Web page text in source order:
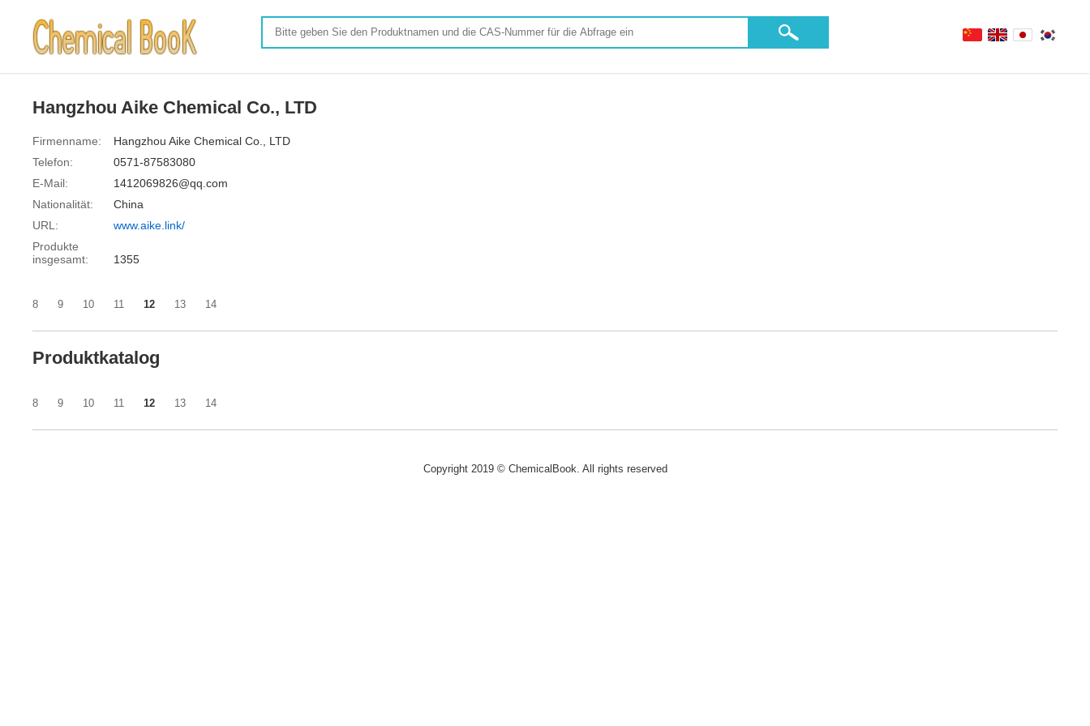
Hangzhou Aike Chemical Co., LTD
Firmenname:
Hangzhou Aike Chemical Co., LTD
Telefon:
0571-87583080
E-Mail:
1412069826@qq.com
Nationalität:
China
URL:
www.aike.link/
Produkte
insgesamt:
1355
8 9 10 11 12 13 14
Produktkatalog
8 9 10 11 12 13 14
Copyright 2019 © ChemicalBook. All rights reserved